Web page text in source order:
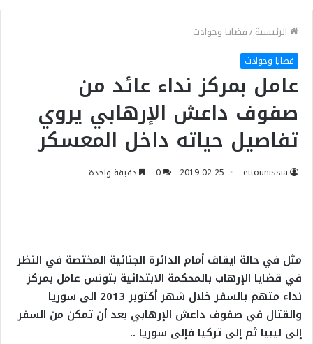
الرئيسية/قضايا وحوادث
قضايا وحوادث
عامل بمركز نداء عائد من
صفوف داعش الإرهابي يروي
تفاصيل حياته داخل المعسكر
ettounissia
2019-02-25
0 دقيقة واحدة
مثل في حالة ايقاف أمام الدائرة الجنائية المختصة في النظر
في قضايا الإرهاب بالمحكمة الابتدائية بتونس عامل بمركز
نداء متهم بالسفر خلال شهر أكتوبر 2013 الى سوريا
والقتال في صفوف داعش الإرهابي بعد أن تمكن من السفر
إلى ليبيا ثم إلى تركيا فإلى سوريا ..